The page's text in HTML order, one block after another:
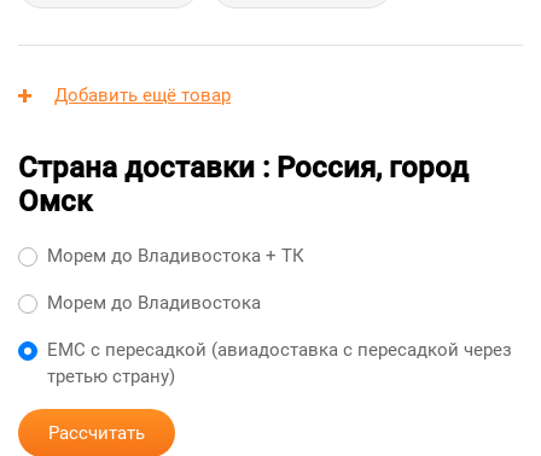
Добавить ещё товар
Страна доставки : Россия, город
Омск
Морем до Владивостока + ТК
Морем до Владивостока
ЕМС с пересадкой (авиадоставка с пересадкой через
третью страну)
Рассчитать